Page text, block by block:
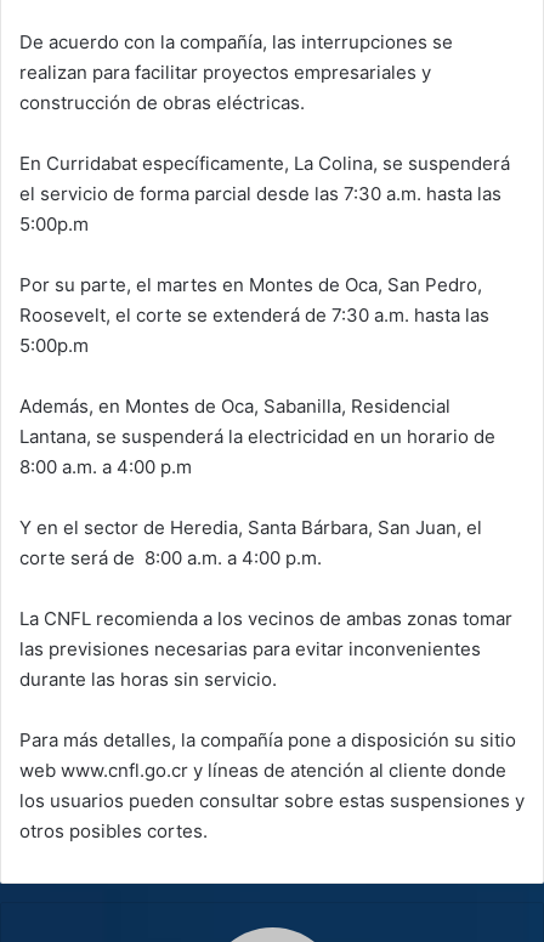
De acuerdo con la compañía, las interrupciones se
realizan para facilitar proyectos empresariales y
construcción de obras eléctricas.
En Curridabat específicamente, La Colina, se suspenderá
el servicio de forma parcial desde las 7:30 a.m. hasta las
5:00p.m
Por su parte, el martes en Montes de Oca, San Pedro,
Roosevelt, el corte se extenderá de 7:30 a.m. hasta las
5:00p.m
Además, en Montes de Oca, Sabanilla, Residencial
Lantana, se suspenderá la electricidad en un horario de
8:00 a.m. a 4:00 p.m
Y en el sector de Heredia, Santa Bárbara, San Juan, el
corte será de 8:00 a.m. a 4:00 p.m.
La CNFL recomienda a los vecinos de ambas zonas tomar
las previsiones necesarias para evitar inconvenientes
durante las horas sin servicio.
Para más detalles, la compañía pone a disposición su sitio
web www.cnfl.go.cr y líneas de atención al cliente donde
los usuarios pueden consultar sobre estas suspensiones y
otros posibles cortes.